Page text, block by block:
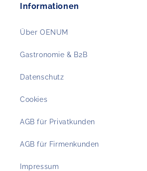
Informationen
Über OENUM
Gastronomie & B2B
Datenschutz
Cookies
AGB für Privatkunden
AGB für Firmenkunden
Impressum